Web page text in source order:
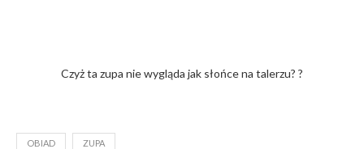
Czyż ta zupa nie wygląda jak słońce na talerzu? ?
OBIAD ZUPA